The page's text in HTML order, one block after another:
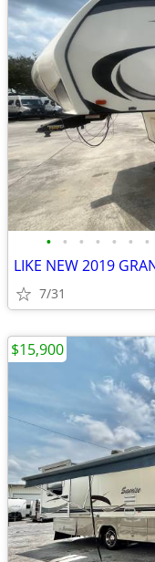
• • • • • • •
7/31
$15,900